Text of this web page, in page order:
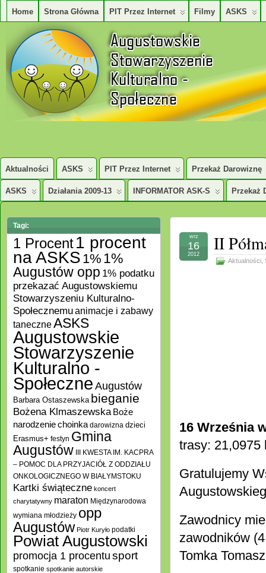
Home Strona Główna PIT Przez Internet Filmy ASKS
AUGUSTOWSKIE STOWARZYSZENE KULTURALNO – SPOŁECZNE
Aktualności ASKS PIT Przez Internet Przekaż Darowiznę
ASKS Działania 2009-13 INFORMATOR ASK-S Przekaż
II
Aktualności
wrz
16
2012
16 Września
trasy: 21,0975
Gratulujemy
Zawodnicy
zawodników
Tomka
Tagi:
1 Procent1 procent
na ASKS 1% 1%
Augustów opp 1% podatku
przekazać Augustowskiemu
Stowarzyszeniu Kulturalno-
Społecznemuanimacje i zabawy
taneczneASKS
Augustowskie
Stowarzyszenie
Kulturalno -
Społeczne Augustów
Barbara Ostaszewska bieganie
Bożena Klmaszewska Boże
narodzeniechoinka darowizna dzieci
Erasmus+ festyn Gmina
Augustów III KWESTA IM. KACPRA
– POMOC DLA PRZYJACIÓŁ Z ODDZIAŁU
ONKOLOGICZNEGO W BIAŁYMSTOKU
Kartki świąteczne koncert
charytatywny maraton Międzynarodowa
wymiana młodzieży opp
Augustów Piotr Kuryło podatki
Powiat Augustowski
promocja 1 procentusport
spotkanie spotkanie autorskie